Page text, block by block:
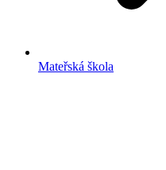
Mateřská škola